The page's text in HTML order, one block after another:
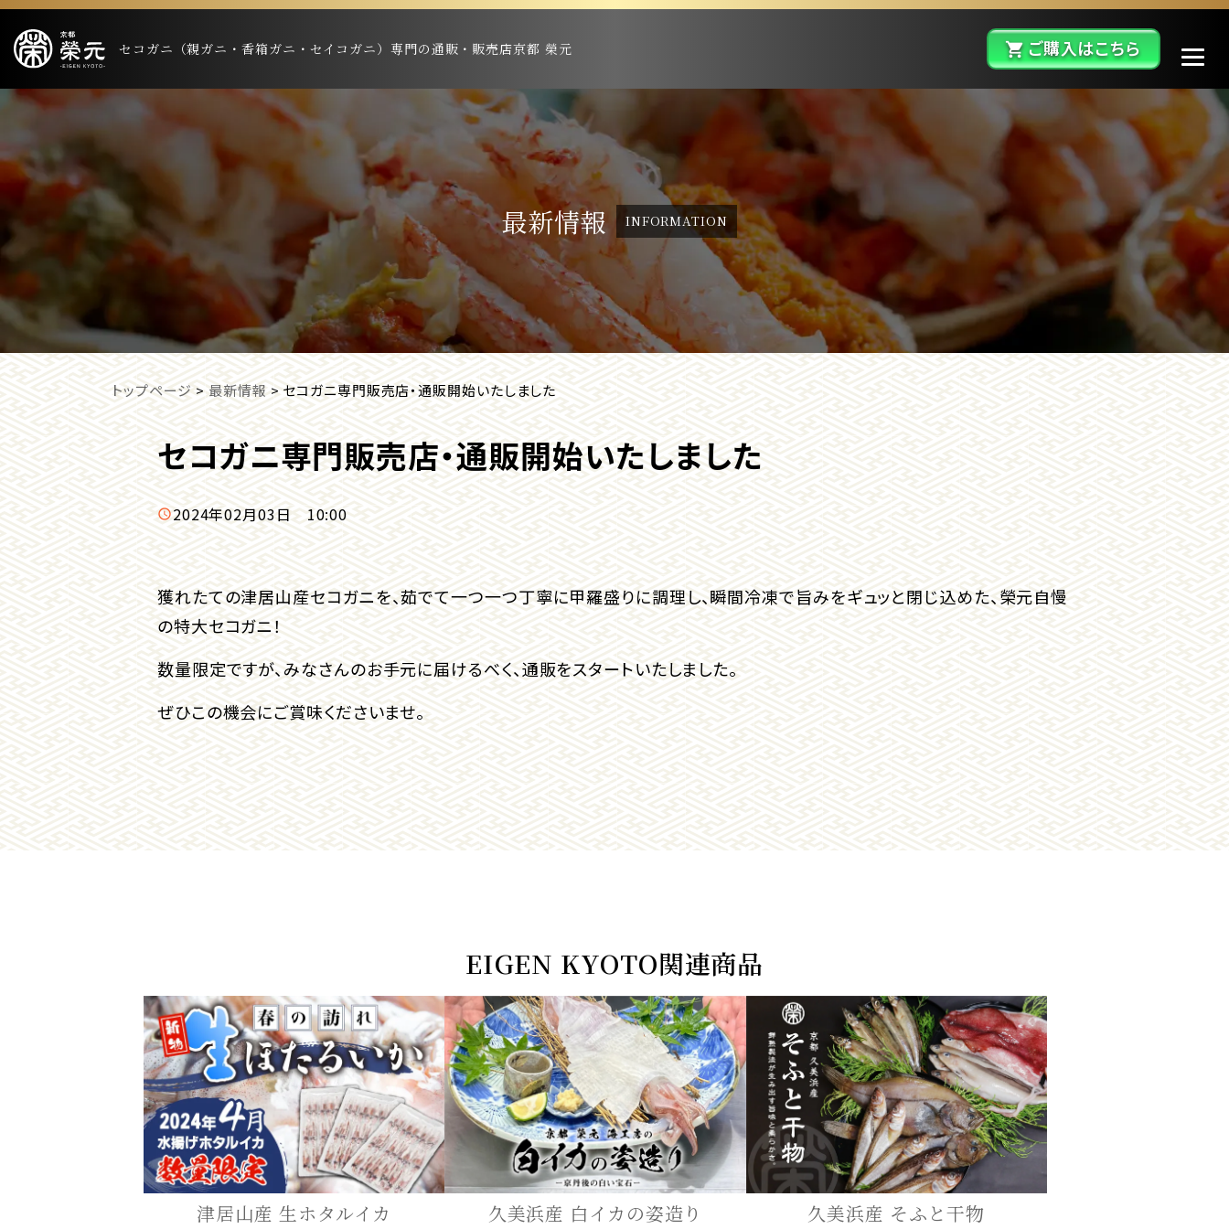
セコガニ（親ガニ・香箱ガニ・セイコガニ）専門の通販・販売店京都 榮元 ご購入はこちら
最新情報 INFORMATION
トップページ> 最新情報>セコガニ専門販売店・通販開始いたしました
セコガニ専門販売店・通販開始いたしました
2024年02月03日 10:00
獲れたての津居山産セコガニを、茹でて一つ一つ丁寧に甲羅盛りに調理し、瞬間冷凍で旨みをギュッと閉じ込めた、榮元自慢
の特大セコガニ！
数量限定ですが、みなさんのお手元に届けるべく、通販をスタートいたしました。
ぜひこの機会にご賞味くださいませ。
EIGEN KYOTO関連商品
津居山産 生ホタルイカ 久美浜産 白イカの姿造り 久美浜産 そふと干物